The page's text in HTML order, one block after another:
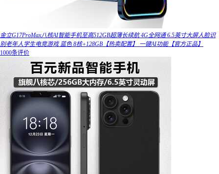
金立G17ProMax八核AI智能手机至高512GB超薄长续航 4G全网通 6.5英寸大屏人脸识
别老年人学生电竞游戏 蓝色 8核+128GB【热卖配置】 一键AI功能【官方正品】
1000条评价